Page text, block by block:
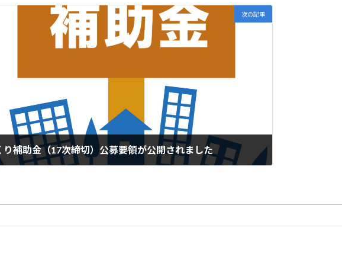
次の記事
り補助金（17次締切）公募要領が公開されました